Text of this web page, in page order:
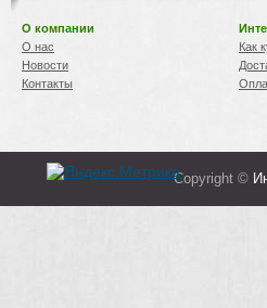
О компании
О нас
Новости
Контакты
Как
Copyright ©